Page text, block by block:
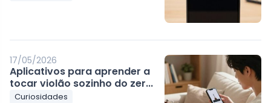
17/05/2026
Aplicativos para aprender a
tocar violão sozinho do zer...
Curiosidades